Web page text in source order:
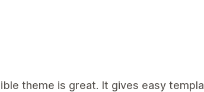
theme is great. It gives easy